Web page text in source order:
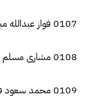
0107 فواز عبدالله مبارك العازمى
0108 مشارى مسلم عوض العازمى
0109 محمد سعود فالح العازمي